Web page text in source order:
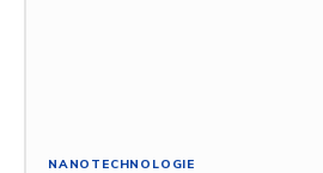
NANOTECHNOLOGIE